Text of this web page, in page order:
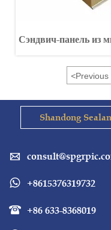
Сэндвич-панель из
<Previous
Shandong

 +8615376319732
 +86 633-8368019